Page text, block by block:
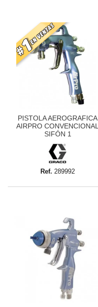
# 1 EN VENTAS
PISTOLA AEROGRAFICA
AIRPRO CONVENCIONAL
SIFÓN 1
Ref. 289992